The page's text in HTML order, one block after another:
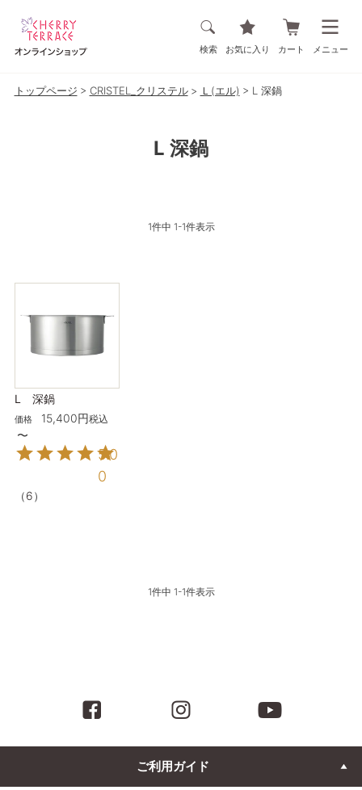
検索 お気に入り カート メニュー
トップページ CRISTEL_クリステル Ｌ(エル) L 深鍋
L 深鍋
1件中 1-1件表示
L 深鍋
価格 15,400 税込
〜
5.0
0
（6）
1件中 1-1件表示
ご利用ガイド